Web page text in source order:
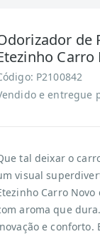
de
Carro
P2100842
e entregue
tal deixar o
visual
Carro
aroma que
e conforto.